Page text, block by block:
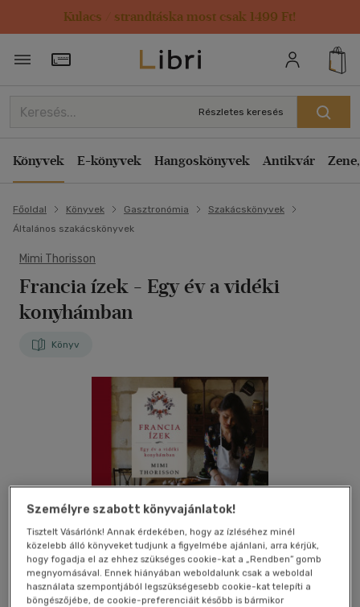
Kulacs / strandtáska most csak 1499 Ft!
Törzsvásárlói Kártya adatai
Részletes keresés
Könyvek E-könyvek Hangoskönyvek Antikvár
Főoldal Könyvek Gasztronómia
Szakácskönyvek
Általános szakácskönyvek
Mimi Thorisson
Francia ízek - Egy év a vidéki
konyhámban
Könyv
Személyre szabott könyvajánlatok!
Tisztelt Vásárlónk! Annak érdekében, hogy az ízléséhez minél
közelebb álló könyveket tudjunk a figyelmébe ajánlani, arra kérjük,
hogy fogadja el az ehhez szükséges cookie-kat a „Rendben” gomb
megnyomásával. Ennek hiányában weboldalunk csak a weboldal
használata szempontjából legszükségesebb cookie-kat telepíti a
böngészőjébe, de cookie-preferenciáit később is bármikor